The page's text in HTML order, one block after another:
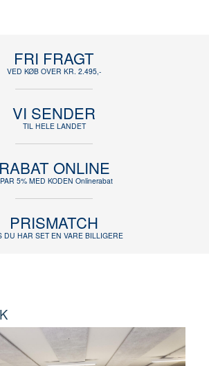
FRI FRAGT
VED KØB OVER KR. 2.495,-
VI SENDER
TIL HELE LANDET
RABAT ONLINE
5% MED KODEN Onlinerabat
PRISMATCH
DU HAR SET EN VARE BILLIGERE